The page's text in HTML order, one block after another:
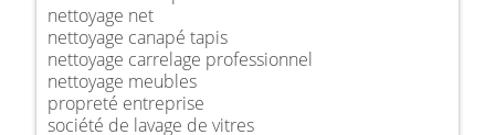
nettoyage net
nettoyage canapé tapis
nettoyage carrelage professionnel
nettoyage meubles
propreté entreprise
société de lavage de vitres